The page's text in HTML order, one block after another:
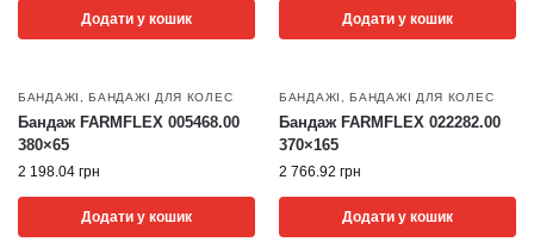
Додати у кошик Додати у кошик
БАНДАЖІ ,БАНДАЖІ ДЛЯ КОЛЕС
Бандаж FARMFLEX 005468.00
380×65
2 198.04 грн
Додати у кошик
БАНДАЖІ ,БАНДАЖІ ДЛЯ КОЛЕС
Бандаж FARMFLEX 022282.00
370×165
2 766.92 грн
Додати у кошик